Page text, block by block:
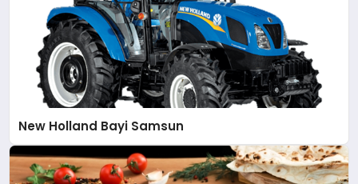
New Holland Bayi Samsun